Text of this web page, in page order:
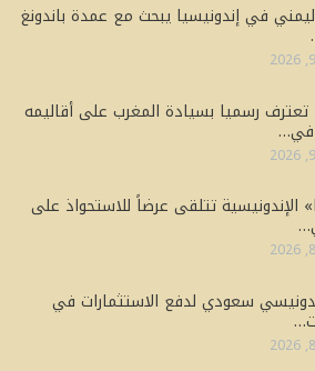
في إندونيسيا يبحث مع عمدة باندونغ
تعترف رسميا بسيادة المغرب على أقاليمه
في…
الإندونيسية تتلقى عرضاً للاستحواذ على
سعودي لدفع الاستثمارات في